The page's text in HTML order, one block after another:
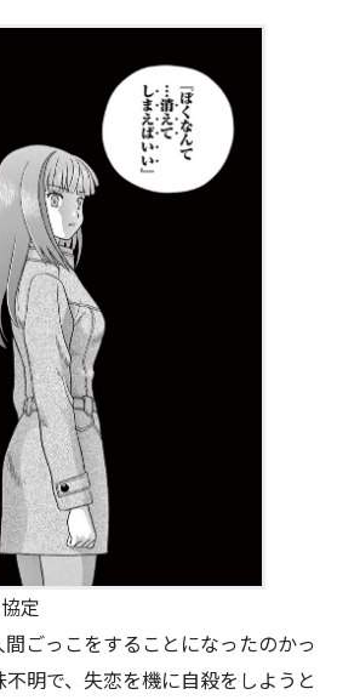
定
ごっこをすることになったのかっ
明で、失恋を機に自殺をしようと